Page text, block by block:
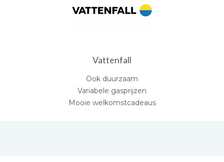
Vattenfall
Ook duurzaam
Variabele gasprijzen
Mooie welkomstcadeaus